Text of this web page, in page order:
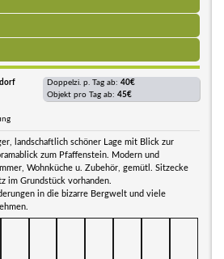
Doppelzi. p. Tag ab: 40€
Objekt pro Tag ab: 45€
landschaftlich schöner Lage mit Blick zur
zum Pfaffenstein. Modern und
Wohnküche u. Zubehör, gemütl. Sitzecke
im Grundstück vorhanden.
in die bizarre Bergwelt und viele